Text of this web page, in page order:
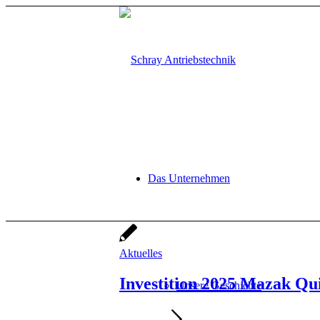
Das Unternehmen
Unsere Geschichte
Aktuelles
Investition 2025 Mazak